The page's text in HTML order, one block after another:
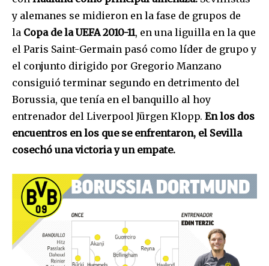
y alemanes se midieron en la fase de grupos de
la Copa de la UEFA 2010-11, en una liguilla en la que
el Paris Saint-Germain pasó como líder de grupo y
el conjunto dirigido por Gregorio Manzano
consiguió terminar segundo en detrimento del
Borussia, que tenía en el banquillo al hoy
entrenador del Liverpool Jürgen Klopp. En los dos
encuentros en los que se enfrentaron, el Sevilla
cosechó una victoria y un empate.